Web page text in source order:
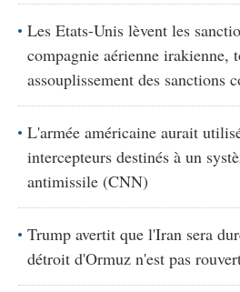
Les Etats-Unis lèvent les
compagnie aérienne irakienne,
assouplissement des sanctions
L'armée américaine aurait
intercepteurs destinés à un
antimissile (CNN)
Trump avertit que l'Iran sera
détroit d'Ormuz n'est pas